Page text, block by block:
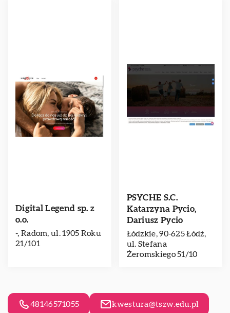
Digital Legend sp. z
o.o.
-, Radom, ul. 1905 Roku
21/101
PSYCHE S.C.
Katarzyna Pycio,
Dariusz Pycio
Łódzkie, 90-625 Łódź,
ul. Stefana
Żeromskiego 51/10
48146571055 kwestura@tszw.edu.pl